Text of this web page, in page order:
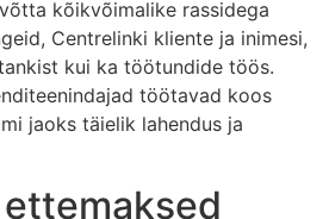
kõikvõimalike rassidega
Centrelinki kliente ja inimesi,
kui ka töötundide töös.
töötavad koos
jaoks täielik lahendus ja